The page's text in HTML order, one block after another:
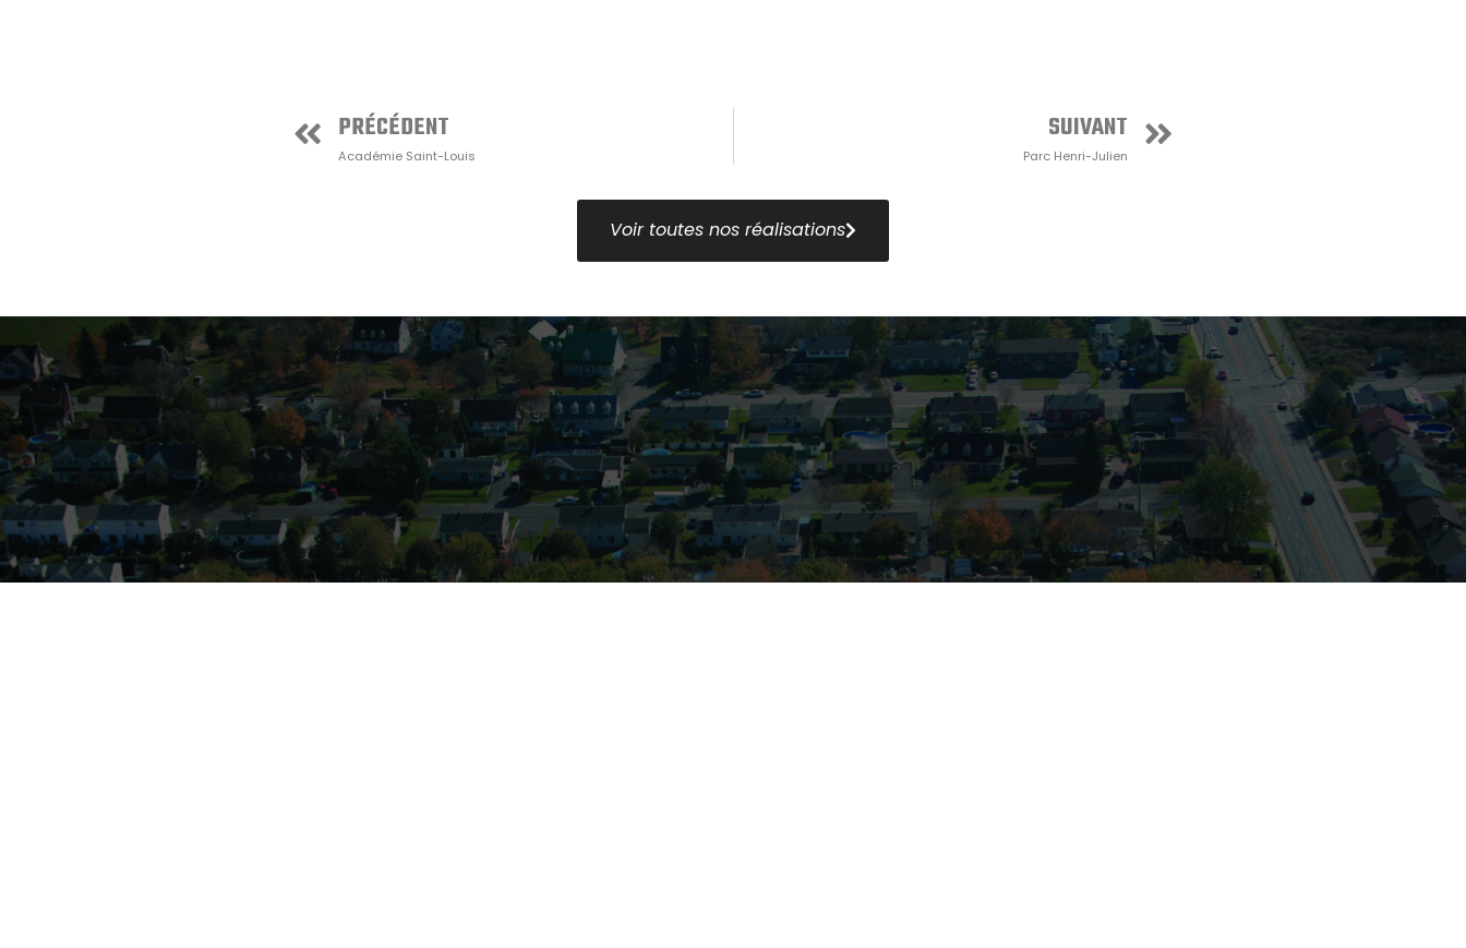
PRÉCÉDENT
Académie Saint-Louis
SUIVANT
Parc Henri-Julien
Voir toutes nos réalisations